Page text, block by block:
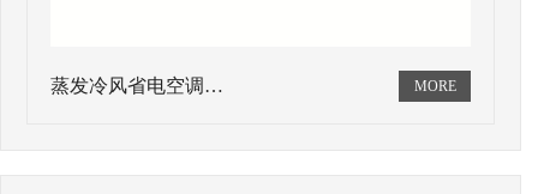
蒸发冷风省电空调…